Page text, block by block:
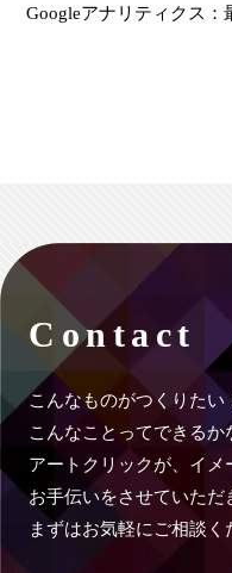
Googleアナリティクス：
Contact
こんなものがつくりたい
こんなことってできるか
アートクリックが、イメ
お手伝いをさせていただ
まずはお気軽にご相談く